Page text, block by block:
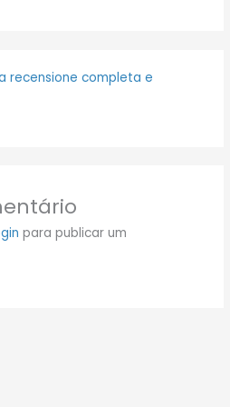
recensione completa e
para publicar um